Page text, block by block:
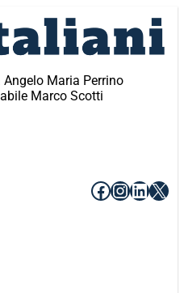
Maria Perrino
Marco Scotti
Facebook
X